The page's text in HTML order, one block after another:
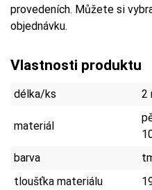
provedeních. Můžete si
objednávku.
Vlastnosti produktu
délka/ks 2
materiál
barva
tloušťka materiálu